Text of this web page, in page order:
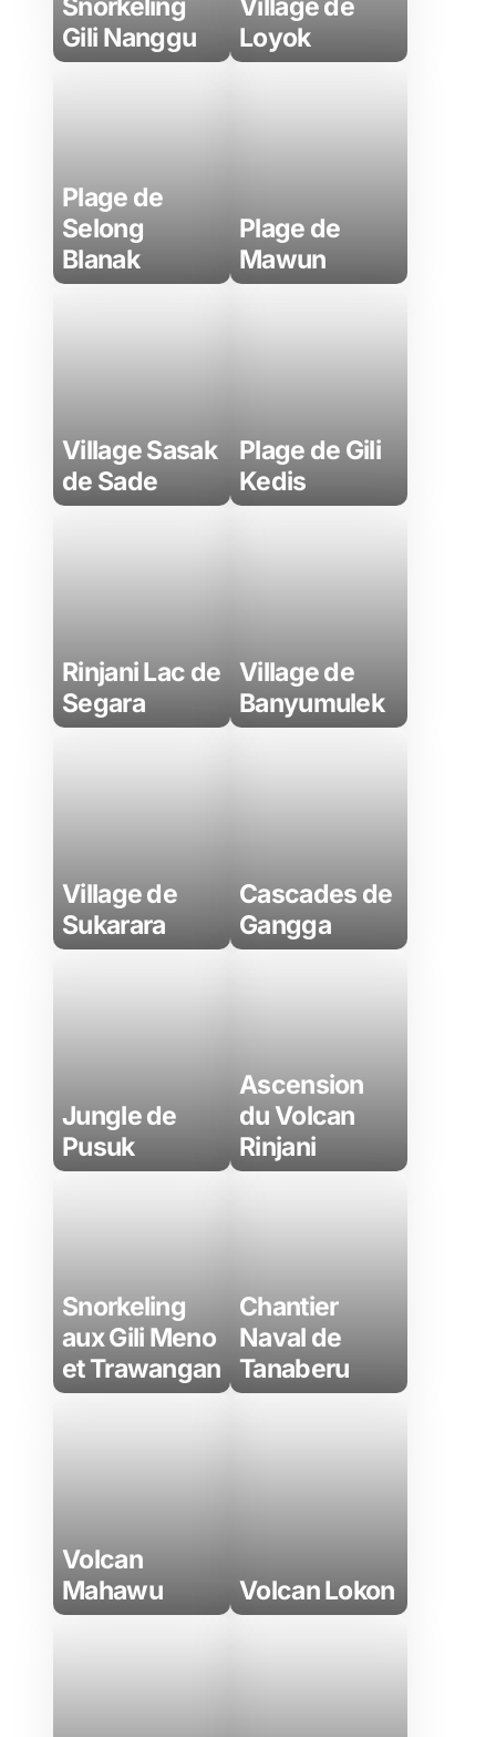
Snorkeling
Gili Nanggu
Village de
Loyok
Plage de
Selong
Blanak
Plage de
Mawun
Village Sasak
de Sade
Plage de Gili
Kedis
Rinjani Lac de
Segara
Village de
Banyumulek
Village de
Sukarara
Cascades de
Gangga
Jungle de
Pusuk
Ascension
du Volcan
Rinjani
Snorkeling
aux Gili Meno
et Trawangan
Chantier
Naval de
Tanaberu
Volcan
Mahawu
Volcan Lokon